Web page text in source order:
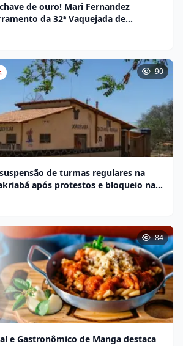
de ouro! Mari Fernandez
da 32ª Vaquejada de
90
de turmas regulares na
após protestos e bloqueio na
84
e Gastronômico de Manga destaca